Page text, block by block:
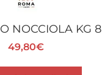
NOCCIOLA KG 8
49,80€